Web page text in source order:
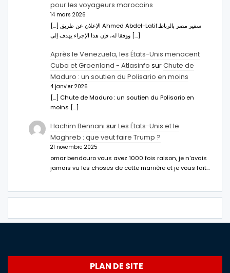
pour les voyageurs marocains
14 mars 2026
[…] الإعلان عن طريق Ahmed Abdel-Latifسفير مصر بالرباط.
ووفقا له، فإن هذا الإجراء يهدف إلى […]
Après le Venezuela, les États-Unis menacent
Cuba et Groenland - Atlasinfo surChute de
Maduro : un soutien du Polisario en moins
4 janvier 2026
[…] Chute de Maduro : un soutien du Polisario en
moins […]
Hachim Bennani surLes États-Unis et le
Maghreb : que veut faire Trump ?
21 novembre 2025
omar bendouro vous avez 1000 fois raison, je n'avais
jamais vu les choses de cette manière et je vous fait…
PLAN DE SITE